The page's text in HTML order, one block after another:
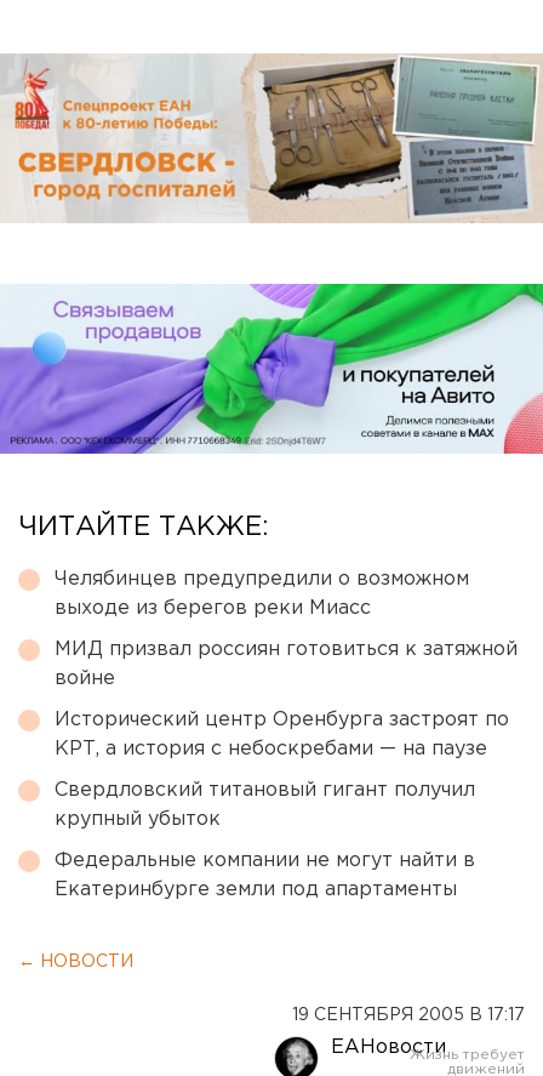
ЧИТАЙТЕ ТАКЖЕ:
Челябинцев предупредили о возможном
выходе из берегов реки Миасс
МИД призвал россиян готовиться к затяжной
войне
Исторический центр Оренбурга застроят по
КРТ, а история с небоскребами — на паузе
Свердловский титановый гигант получил
крупный убыток
Федеральные компании не могут найти в
Екатеринбурге земли под апартаменты
← НОВОСТИ
19 СЕНТЯБРЯ 2005 В 17:17
ЕАНовости